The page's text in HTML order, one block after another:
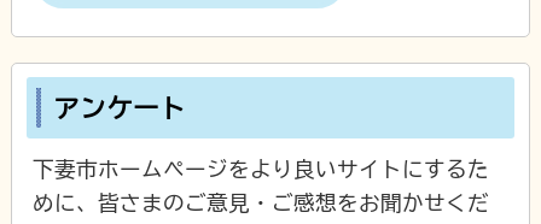
アンケート
下妻市ホームページをより良いサイトにするた
めに、皆さまのご意見・ご感想をお聞かせくだ